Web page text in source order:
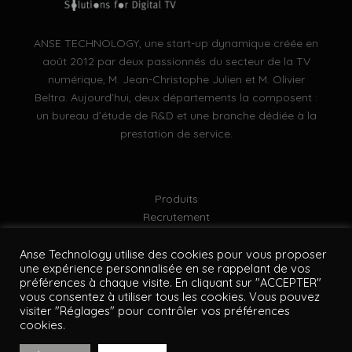
ANSE TECHNOLOGY, une start-up dynamique créée en
août 2012 par deux passionnés du secteur de la TV
numérique, M. Jean-Christophe Julien et M. Olivier
Beltra. Aujourd’hui, deux départements la composent :
un bureau d’étude de R&D et une branche dédiée à la
prestation de service.
Produits
Recrutement
Politique de confidentialité
Plan du site
Anse Technology utilise des cookies pour vous proposer
une expérience personnalisée en se rappelant de vos
préférences à chaque visite. En cliquant sur "ACCEPTER"
vous consentez à utiliser tous les cookies. Vous pouvez
visiter "Réglages" pour contrôler vos préférences
cookies.